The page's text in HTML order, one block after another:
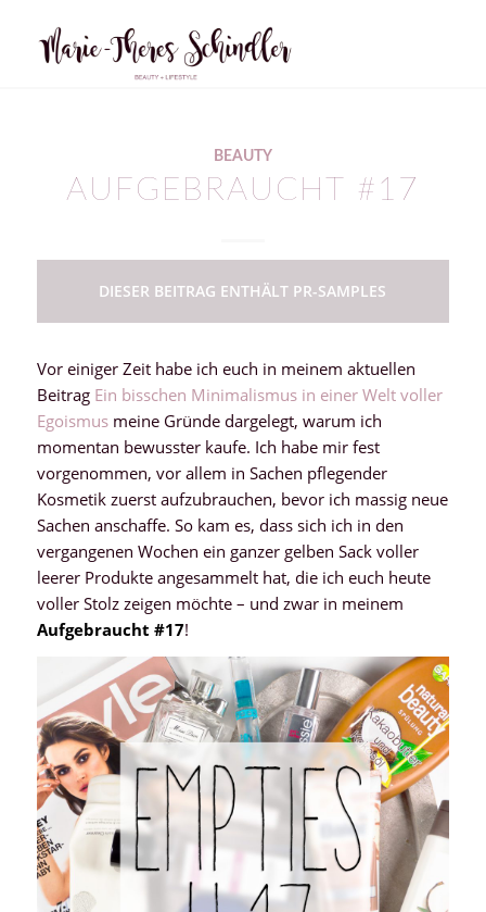
BEAUTY
AUFGEBRAUCHT #17
DIESER BEITRAG ENTHÄLT PR-SAMPLES
Vor einiger Zeit habe ich euch in meinem aktuellen
Beitrag Ein bisschen Minimalismus in einer Welt voller
Egoismus meine Gründe dargelegt, warum ich
momentan bewusster kaufe. Ich habe mir fest
vorgenommen, vor allem in Sachen pflegender
Kosmetik zuerst aufzubrauchen, bevor ich massig neue
Sachen anschaffe. So kam es, dass sich ich in den
vergangenen Wochen ein ganzer gelben Sack voller
leerer Produkte angesammelt hat, die ich euch heute
voller Stolz zeigen möchte – und zwar in meinem
Aufgebraucht #17!